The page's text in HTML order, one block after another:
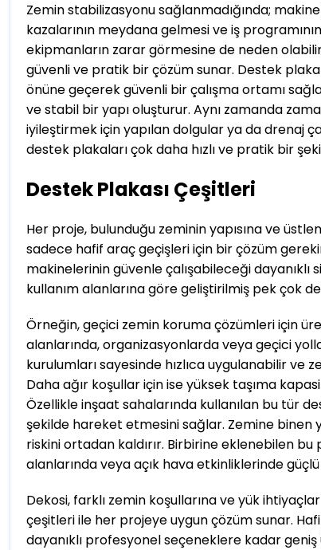
Zemin stabilizasyonu sağlanmadığında;
kazalarının meydana gelmesi ve iş
ekipmanların zarar görmesine de neden
güvenli ve pratik bir çözüm sunar. Destek
önüne geçerek güvenli bir çalışma ortamı
ve stabil bir yapı oluşturur. Aynı zamanda
iyileştirmek için yapılan dolgular ya da drenaj
destek plakaları çok daha hızlı ve pratik bir
Destek Plakası Çeşitleri
Her proje, bulunduğu zeminin yapısına ve
sadece hafif araç geçişleri için bir çözüm
makinelerinin güvenle çalışabileceği
kullanım alanlarına göre geliştirilmiş pek çok
Örneğin, geçici zemin koruma çözümleri için
alanlarında, organizasyonlarda veya geçici
kurulumları sayesinde hızlıca uygulanabilir ve
Daha ağır koşullar için ise yüksek taşıma
Özellikle inşaat sahalarında kullanılan bu tür
şekilde hareket etmesini sağlar. Zemine binen
riskini ortadan kaldırır. Birbirine eklenebilen
alanlarında veya açık hava etkinliklerinde
Dekosi, farklı zemin koşullarına ve yük
çeşitleri ile her projeye uygun çözüm sunar.
dayanıklı profesyonel seçeneklere kadar